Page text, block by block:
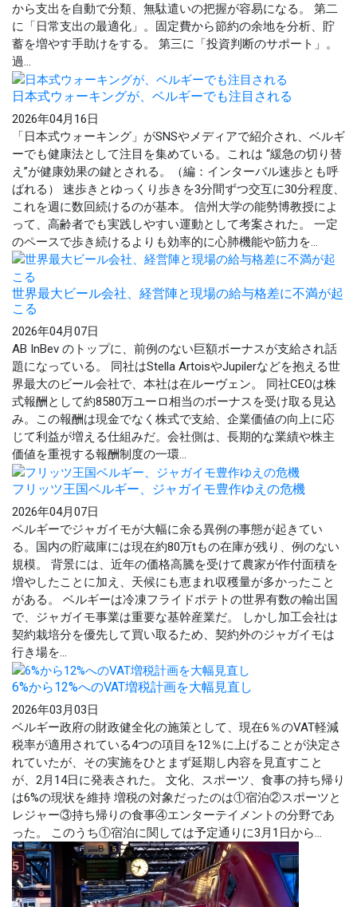
から支出を自動で分類、無駄遣いの把握が容易になる。 第二
に「日常支出の最適化」。固定費から節約の余地を分析、貯
蓄を増やす手助けをする。 第三に「投資判断のサポート」。
過...
日本式ウォーキングが、ベルギーでも注目される
2026年04月16日
「日本式ウォーキング」がSNSやメディアで紹介され、ベルギ
ーでも健康法として注目を集めている。これは “緩急の切り替
え”が健康効果の鍵とされる。（編：インターバル速歩とも呼
ばれる） 速歩きとゆっくり歩きを3分間ずつ交互に30分程度、
これを週に数回続けるのが基本。 信州大学の能勢博教授によ
って、高齢者でも実践しやすい運動として考案された。 一定
のペースで歩き続けるよりも効率的に心肺機能や筋力を...
世界最大ビール会社、経営陣と現場の給与格差に不満が起
こる
2026年04月07日
AB InBev のトップに、前例のない巨額ボーナスが支給され話
題になっている。 同社はStella ArtoisやJupilerなどを抱える世
界最大のビール会社で、本社は在ルーヴェン。 同社CEOは株
式報酬として約8580万ユーロ相当のボーナスを受け取る見込
み。この報酬は現金でなく株式で支給、企業価値の向上に応
じて利益が増える仕組みだ。会社側は、長期的な業績や株主
価値を重視する報酬制度の一環...
フリッツ王国ベルギー、ジャガイモ豊作ゆえの危機
2026年04月07日
ベルギーでジャガイモが大幅に余る異例の事態が起きてい
る。国内の貯蔵庫には現在約80万tもの在庫が残り、例のない
規模。 背景には、近年の価格高騰を受けて農家が作付面積を
増やしたことに加え、天候にも恵まれ収穫量が多かったこと
がある。 ベルギーは冷凍フライドポテトの世界有数の輸出国
で、ジャガイモ事業は重要な基幹産業だ。 しかし加工会社は
契約栽培分を優先して買い取るため、契約外のジャガイモは
行き場を...
6%から12%へのVAT増税計画を大幅見直し
2026年03月03日
ベルギー政府の財政健全化の施策として、現在6％のVAT軽減
税率が適用されている4つの項目を12％に上げることが決定さ
れていたが、その実施をひとまず延期し内容を見直すこと
が、2月14日に発表された。 文化、スポーツ、食事の持ち帰り
は6%の現状を維持 増税の対象だったのは①宿泊②スポーツと
レジャー③持ち帰りの食事④エンターテイメントの分野であ
った。 このうち①宿泊に関しては予定通りに3月1日から...